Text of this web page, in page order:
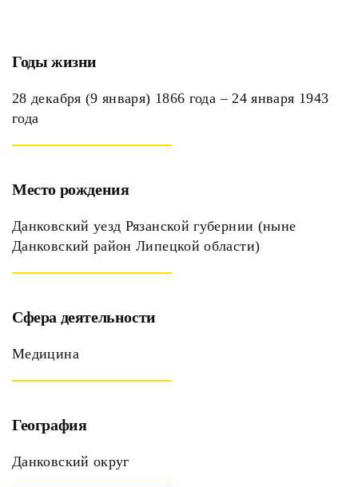
Годы жизни
28 декабря (9 января) 1866 года – 24 января 1943
года
Место рождения
Данковский уезд Рязанской губернии (ныне
Данковский район Липецкой области)
Сфера деятельности
Медицина
География
Данковский округ